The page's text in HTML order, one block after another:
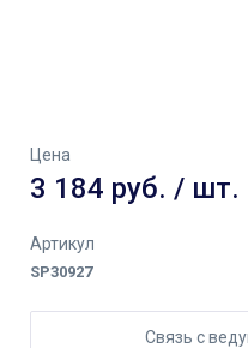
Цена
3 184 руб. / шт.
Артикул
SP30927
Связь с